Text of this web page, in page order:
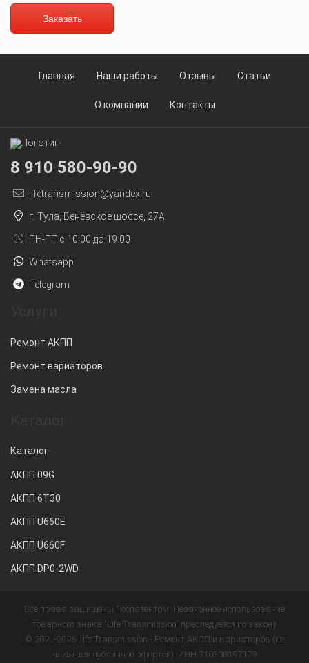
Заказать
Главная Наши работы Отзывы Статьи
О компании Контакты
8 910 580-90-90
lifetransmission@yandex.ru
г. Тула, Венёвское шоссе, 27А
ПН-ПТ с 10:00 до 19:00
Whatsapp
Telegram
Ремонт АКПП
Ремонт вариаторов
Замена масла
Каталог
АКПП 09G
АКПП 6T30
АКПП U660E
АКПП U660F
АКПП DP0-2WD
Все права защищены Роспатентом. Незаконное использование
товарного знака "Life Transmission" преследуется по закону.
© 2021-2026 Life Transmission - Ремонт АКПП и вариаторов (не
является публичной офертой). ИНН 710308197179